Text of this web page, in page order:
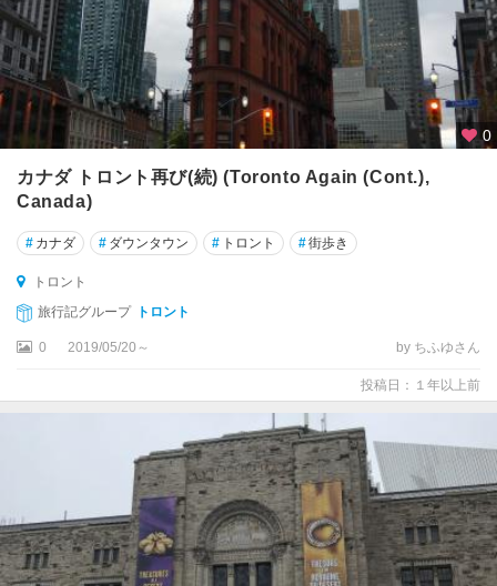
エ
ー
ル
ナ
ア
ガ
ラ
オ
・
ザ
・
ガ
ラ
・
0
カナダ トロント再び(続) (Toronto Again (Cont.),
Canada)
# カナダ # ダウンタウン # トロント #街歩き
トロント
旅行記グループ
トロント
0 2019/05/20～ by ちふゆさん
投稿日：１年以上前